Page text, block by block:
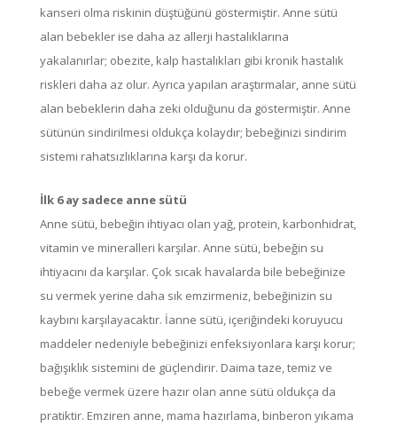
kanseri olma riskinin düştüğünü göstermiştir. Anne sütü
alan bebekler ise daha az allerji hastalıklarına
yakalanırlar; obezite, kalp hastalıkları gibi kronik hastalık
riskleri daha az olur. Ayrıca yapılan araştırmalar, anne sütü
alan bebeklerin daha zeki olduğunu da göstermiştir. Anne
sütünün sindirilmesi oldukça kolaydır; bebeğinizi sindirim
sistemi rahatsızlıklarına karşı da korur.
İlk 6 ay sadece anne sütü
Anne sütü, bebeğin ihtiyacı olan yağ, protein, karbonhidrat,
vitamin ve mineralleri karşılar. Anne sütü, bebeğin su
ihtiyacını da karşılar. Çok sıcak havalarda bile bebeğinize
su vermek yerine daha sık emzirmeniz, bebeğinizin su
kaybını karşılayacaktır. İanne sütü, içeriğindeki koruyucu
maddeler nedeniyle bebeğinizi enfeksiyonlara karşı korur;
bağışıklık sistemini de güçlendirir. Daima taze, temiz ve
bebeğe vermek üzere hazır olan anne sütü oldukça da
pratiktir. Emziren anne, mama hazırlama, binberon yıkama